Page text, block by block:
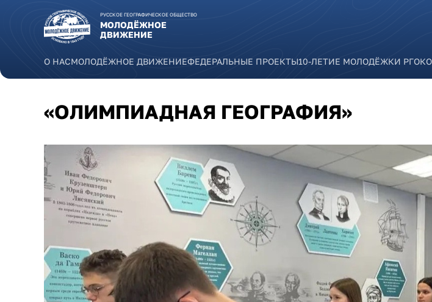
РУССКОЕ ГЕОГРАФИЧЕСКОЕ ОБЩЕСТВО
МОЛОДЁЖНОЕ
ДВИЖЕНИЕ
О НАСМОЛОДЁЖНОЕ ДВИЖЕНИЕФЕДЕРАЛЬНЫЕ ПРОЕКТЫ10-ЛЕТИЕ МОЛОДЁЖКИ РГО
«ОЛИМПИАДНАЯ ГЕОГРАФИЯ»